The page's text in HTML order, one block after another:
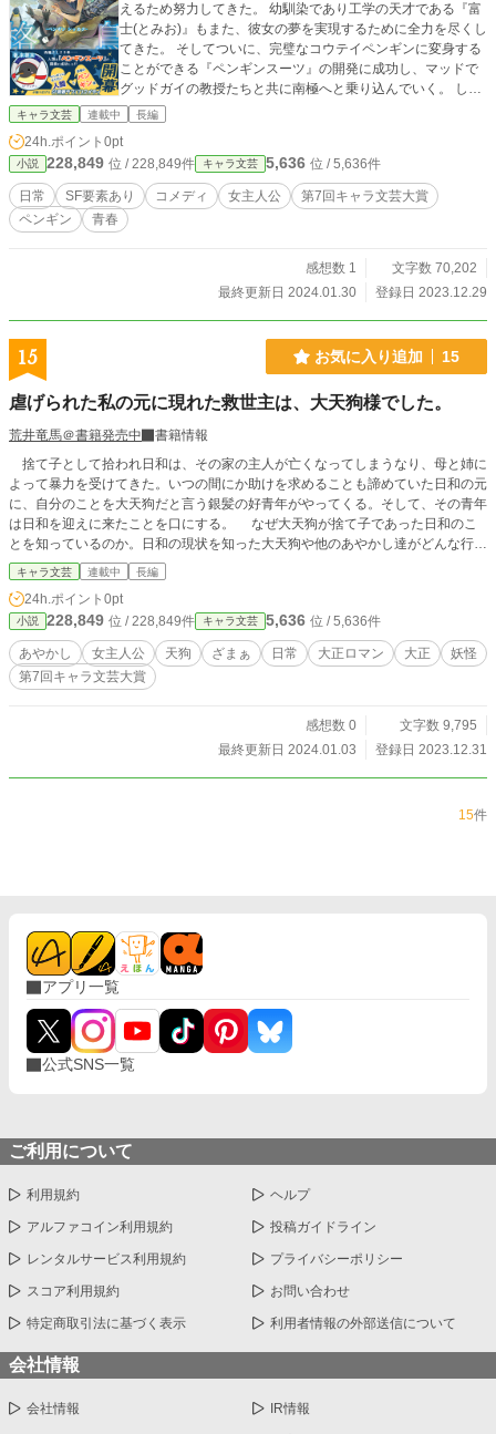
えるため努力してきた。 幼馴染であり工学の天才である『富
士(とみお)』もまた、彼女の夢を実現するために全力を尽くし
てきた。 そしてついに、完璧なコウテイペンギンに変身する
ことができる『ペンギンスーツ』の開発に成功し、マッドで
グッドガイの教授たちと共に南極へと乗り込んでいく。 しか
し、念願の地について早々巻き起こる大トラブル！絶体絶命
れへと突入する。 入り込んだペンギン達の輪の中で『ペンギ
ン』として生活を始めたあすかの自由奔放な行動は、ペンギ
ン達の心を次々と揺り動かすことになり…… ペンギンになり
たい人間と本物のペンギン達が繰り広げる、SF青春ラブ(？)
コメディが今開幕する！
キャラ文芸 連載中 長編
24h.ポイント 0pt
小説 228,849 位 / 228,849件 キャラ文芸 5,636 位 / 5,636件
日常 SF要素あり コメディ 女主人公
第7回キャラ文芸大賞
ペンギン
青春
感想数 1
文字数 70,202
最終更新日 2024.01.30
登録日 2023.12.29
15 お気に入り追加 15
虐げられた私の元に現れた救世主は、大天狗様でした。
荒井竜馬＠書籍発売中
書籍情報
捨て子として拾われ日和は、その家の主人が亡くなってしまうなり、母と姉に
よって暴力を受けてきた。いつの間にか助けを求めることも諦めていた日和の元
に、自分のことを大天狗だと言う銀髪の好青年がやってくる。そして、その青年
は日和を迎えに来たことを口にする。 なぜ大天狗が捨て子であった日和のこ
とを知っているのか。日和の現状を知った大天狗や他のあやかし達がどんな行動
をとるのか。 絶望からのシンデレラストーリーがここに開幕する。
キャラ文芸 連載中 長編
24h.ポイント 0pt
小説 228,849 位 / 228,849件 キャラ文芸 5,636 位 / 5,636件
あやかし 女主人公 天狗 ざまぁ 日常 大正ロマン 大正
妖怪
第7回キャラ文芸大賞
感想数 0
文字数 9,795
最終更新日 2024.01.03
登録日 2023.12.31
15件
アプリ一覧
公式SNS一覧
ご利用について
利用規約 ヘルプ
アルファコイン利用規約 投稿ガイドライン
レンタルサービス利用規約 プライバシーポリシー
スコア利用規約 お問い合わせ
特定商取引法に基づく表示 利用者情報の外部送信について
会社情報
会社情報 IR情報